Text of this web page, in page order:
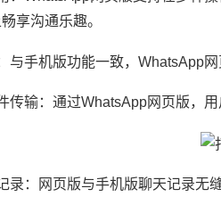
享沟通乐趣。
与手机版功能一致，WhatsApp
传输：通过WhatsApp网页版，
录：网页版与手机版聊天记录无